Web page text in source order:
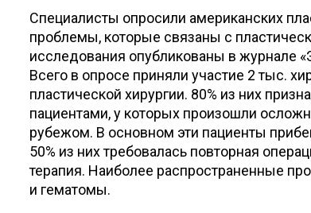
Специалисты опросили американских
проблемы, которые связаны с
исследования опубликованы в журнале
Всего в опросе приняли участие 2 тыс.
пластической хирургии. 80% из них
пациентами, у которых произошли
рубежом. В основном эти пациенты
50% из них требовалась повторная
терапия. Наиболее распространенные
и гематомы.